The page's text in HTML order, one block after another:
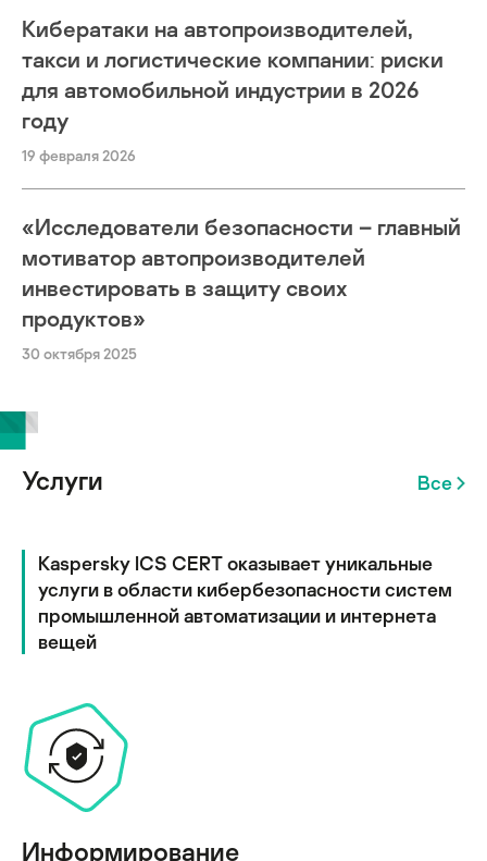
Кибератаки на автопроизводителей,
такси и логистические компании: риски
для автомобильной индустрии в 2026
году
19 февраля 2026
«Исследователи безопасности – главный
мотиватор автопроизводителей
инвестировать в защиту своих
продуктов»
30 октября 2025
Услуги Все
Kaspersky ICS CERT оказывает уникальные
услуги в области кибербезопасности систем
промышленной автоматизации и интернета
вещей
Информирование